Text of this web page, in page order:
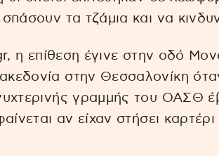
τα τζάμια και να
επίθεση έγινε στην οδό
στην Θεσσαλονίκη
γραμμής του ΟΑΣΘ
αν είχαν στήσει